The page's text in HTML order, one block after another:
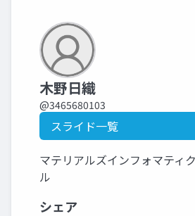
木野日織
@3465680103
スライド一覧
マテリアルズインフォマティ
ル
シェア